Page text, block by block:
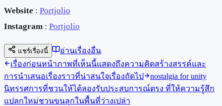
Website : Portjolio
Instagram : Portjolio
แชร์เรื่องนี้
อ่านเรื่องอื่น
เรื่องก่อนหน้าภาพที่เห็นนี้แสดงถึงความคิดสร้างสรรค์และ
การนำเสนอเรื่องราวที่น่าสนใจเรื่องถัดไป
nostalgia for unity
นิทรรศการที่ชวนให้ได้ลองรับประสบการณ์ตรง ที่ให้ความรู้สึก
แปลกใหม่ชวนขนลุกในพื้นที่ว่างเปล่า